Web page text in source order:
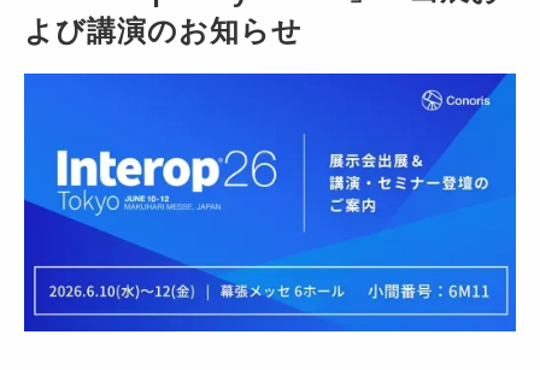
よび講演のお知らせ